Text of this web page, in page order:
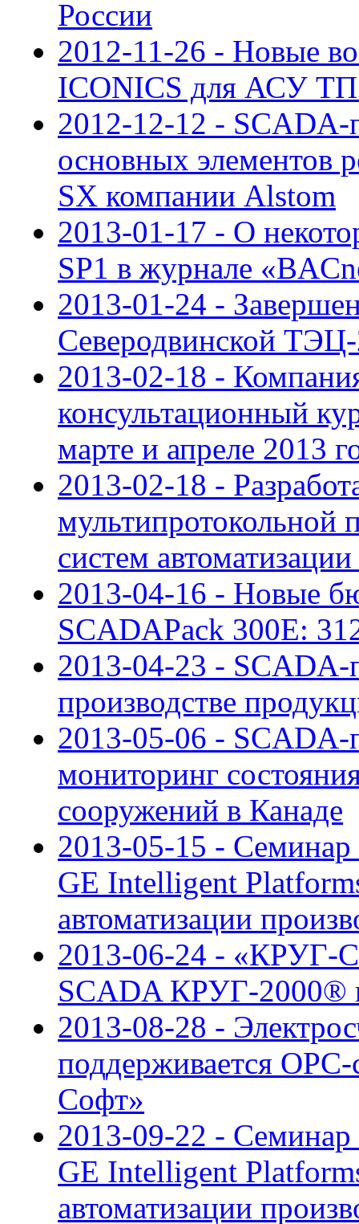
России
2012-11-26 - Новые
ICONICS для АСУ ТП
2012-12-12 - SCADA-
основных элементов
SX компании Alstom
2013-01-17 - О
SP1 в журнале
2013-01-24 -
Северодвинской
2013-02-18 -
консультационный
марте и апреле 2013
2013-02-18 -
мультипротокольной
систем
2013-04-16 - Новые
SCADAPack 300E:
2013-04-23 - SCADA-
производстве
2013-05-06 - SCADA-
мониторинг
сооружений в Канаде
2013-05-15 -
GE Intelligent
автоматизации
2013-06-24 - «КРУГ-
SCADA КРУГ-2000®
2013-08-28 -
поддерживается
Софт»
2013-09-22 -
GE Intelligent
автоматизации